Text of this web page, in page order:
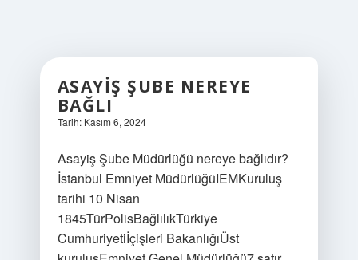
ASAYIŞ ŞUBE NEREYE
BAĞLI
Tarih: Kasım 6, 2024
Asayiş Şube Müdürlüğü nereye bağlıdır?
İstanbul Emniyet MüdürlüğüIEMKuruluş
tarihi 10 Nisan
1845TürPolisBağlılıkTürkiye
Cumhuriyetiİçişleri BakanlığıÜst